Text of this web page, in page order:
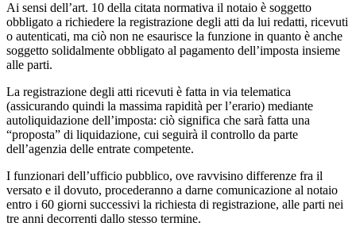
Ai sensi dell’art. 10 della citata normativa il notaio è soggetto
obbligato a richiedere la registrazione degli atti da lui redatti, ricevuti
o autenticati, ma ciò non ne esaurisce la funzione in quanto è anche
soggetto solidalmente obbligato al pagamento dell’imposta insieme
alle parti.
La registrazione degli atti ricevuti è fatta in via telematica
(assicurando quindi la massima rapidità per l’erario) mediante
autoliquidazione dell’imposta: ciò significa che sarà fatta una
“proposta” di liquidazione, cui seguirà il controllo da parte
dell’agenzia delle entrate competente.
I funzionari dell’ufficio pubblico, ove ravvisino differenze fra il
versato e il dovuto, procederanno a darne comunicazione al notaio
entro i 60 giorni successivi la richiesta di registrazione, alle parti nei
tre anni decorrenti dallo stesso termine.